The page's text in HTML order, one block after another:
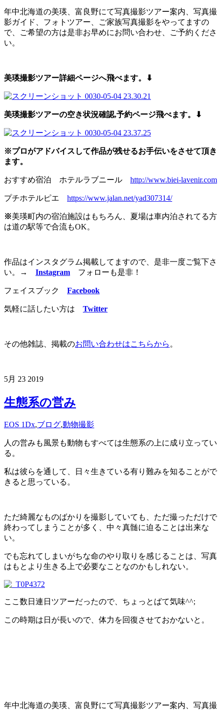
年中北海道の美瑛、富良野にて写真撮影ツアー案内、写真撮
影ガイド、フォトツアー、ご家族写真撮影をやってますの
で、ご希望の方は是非お早めにお問い合わせ、ご予約くださ
い。
美瑛撮影ツアー詳細ページへ飛べます。⬇︎
美瑛撮影ツアーの空き状況確認,予約ページ飛べます。⬇︎
※プロがアドバイスして作品が残せるお手伝いをさせて頂き
ます。
おすすめ宿泊 ホテルラブニール http://www.biei-lavenir.com
プチホテルピエ https://www.jalan.net/yad307314/
※美瑛町内の宿泊施設はもちろん、夏場は車内泊されてる方
は道の駅等で合流もOK。
作品はインスタグラム掲載してますので、是非一度ご覧下さ
い。
→ Instagram フォローも是非！
フェイスブック Facebook
気軽に話したい方は Twitter
その他雑誌、掲載のお問い合わせはこちらから 。
5月 23 2019
生態系の営み
EOS 1Dx,ブログ,動物撮影
人の営みも風景も動物もすべては生態系の上に成り立ってい
る。
私は彼らを通して、日々生きている有り難みを知ることがで
きると思っている。
ただ綺麗なものばかりを撮影していても、ただ撮っただけで
終わってしまうことが多く、中々真髄に迫ることは出来な
い。
でも忘れてしまいがちな命のやり取りを感じることは、写真
はもとより生きる上で必要なことなのかもしれない。
ここ数日連日ツアーだったので、ちょっとばて気味^^;
この時期は日が長いので、体力を回復させておかないと。
年中北海道の美瑛、富良野にて写真撮影ツアー案内、写真撮